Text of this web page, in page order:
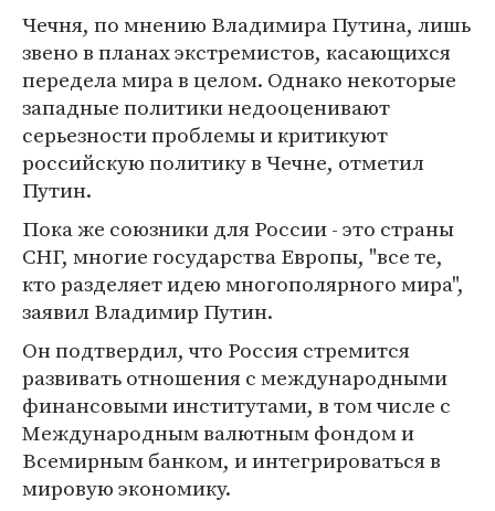
Чечня, по мнению Владимира Путина, лишь
звено в планах экстремистов, касающихся
передела мира в целом. Однако некоторые
западные политики недооценивают
серьезности проблемы и критикуют
российскую политику в Чечне, отметил
Путин.
Пока же союзники для России - это страны
СНГ, многие государства Европы, "все те,
кто разделяет идею многополярного мира",
заявил Владимир Путин.
Он подтвердил, что Россия стремится
развивать отношения с международными
финансовыми институтами, в том числе с
Международным валютным фондом и
Всемирным банком, и интегрироваться в
мировую экономику.